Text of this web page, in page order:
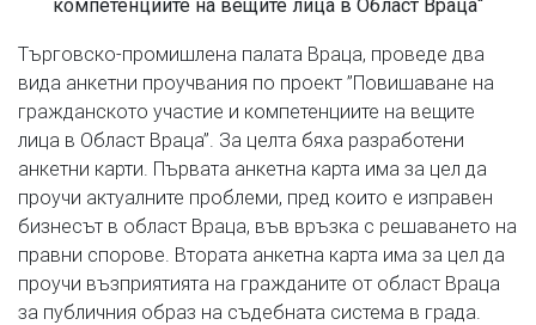
компетенциите на вещите лица в Област Враца“
Търговско-промишлена палата Враца, проведе два
вида анкетни проучвания по проект ”Повишаване на
гражданското участие и компетенциите на вещите
лица в Област Враца”. За целта бяха разработени
анкетни карти. Първата анкетна карта има за цел да
проучи актуалните проблеми, пред които е изправен
бизнесът в област Враца, във връзка с решаването на
правни спорове. Втората анкетна карта има за цел да
проучи възприятията на гражданите от област Враца
за публичния образ на съдебната система в града.